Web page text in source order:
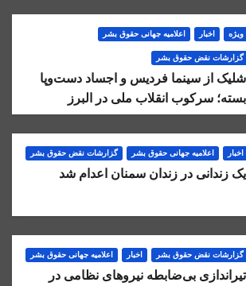
اخبار اعلاميه جهانی حقوق بشر
نقض حقوق بشر
از سینما فردیس و اجساد دست‌وپا
سرکوب انقلاب ملی در البرز
اعلاميه جهانی حقوق بشر گزارشات نقض حقوق بشر
زندانی در زندان سمنان اعدام شد
نقض حقوق بشر اخبار اعلاميه جهانی حقوق بشر
بی‌ضابطه نیروهای نظامی در